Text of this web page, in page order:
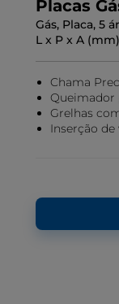
Placas
Gás, Placa, 5
L x P x A
Chama
Queimador
Grelhas
Inserção de